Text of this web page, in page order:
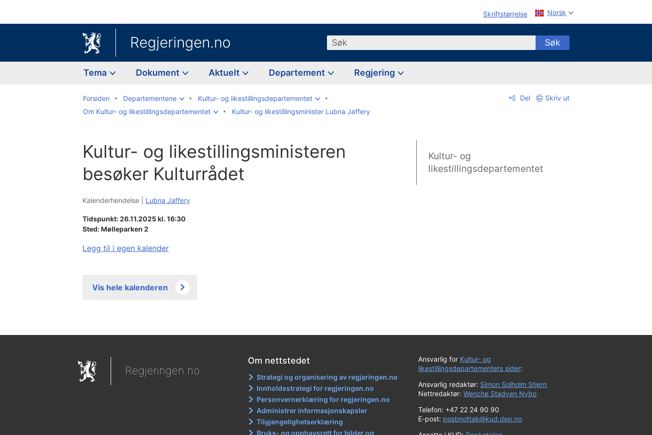
Skriftstørrelse Norsk
Regjeringen.no Søk Søk
Tema Dokument Aktuelt Departement Regjering
Forsiden Departementene
Kultur- og likestillingsdepartementet
Om Kultur- og likestillingsdepartementet
Kultur- og likestillingsminister Lubna Jaffery
Del Skriv ut
Kultur- og likestillingsministeren
besøker Kulturrådet
Kalenderhendelse | Lubna Jaffery
Tidspunkt: 26.11.2025 kl. 16:30
Sted:Mølleparken 2
Legg til i egen kalender
Vis hele kalenderen
Kultur- og
likestillingsdepartementet
Regjeringen.no
Om nettstedet
Strategi og organisering av regjeringen.no
Innholdsstrategi for regjeringen.no
Personvernerklæring for regjeringen.no
Administrer informasjonskapsler
Tilgjengelighetserklæring
Bruks- og opphavsrett for bilder og
Ansvarlig for Kultur- og
likestillingsdepartementets sider:
Ansvarlig redaktør: Simon Solholm Stjern
Nettredaktør:Wenche Stadven Nybo
Telefon: +47 22 24 90 90
E-post: postmottak@kud.dep.no